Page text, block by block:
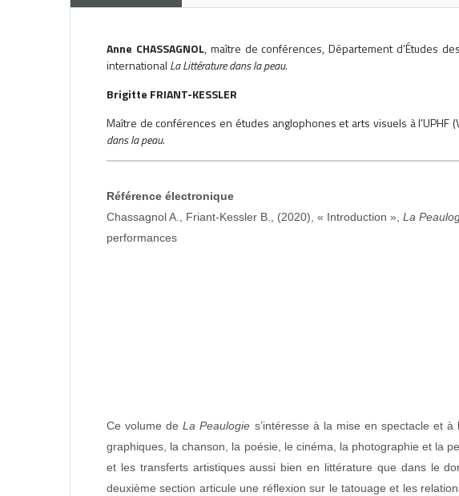
Anne CHASSAGNOL, maître de conférences, Département d’Études
international La Littérature dans la peau.
Brigitte FRIANT-KESSLER
Maître de conférences en études anglophones et arts visuels à
dans la peau.
Référence électronique
Chassagnol A., Friant-Kessler B., (2020), « Introduction », La
performances
Ce volume deLa Peaulogie s’intéresse à la mise en spectacle et
graphiques, la chanson, la poésie, le cinéma, la photographie et la
et les transferts artistiques aussi bien en littérature que dans le
deuxième section articule une réflexion sur le tatouage et les